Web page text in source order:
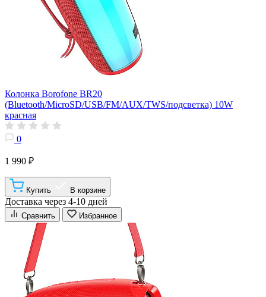
Колонка Borofone BR20
(Bluetooth/MicroSD/USB/FM/AUX/TWS/подсветка) 10W
красная
0
1 990 ₽
Купить В корзине
Доставка через 4-10 дней
Сравнить Избранное